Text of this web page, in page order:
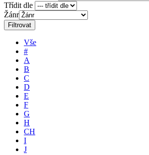
Třídit dle
Žánr
Filtrovat
Vše
#
A
B
C
D
E
F
G
H
CH
I
J